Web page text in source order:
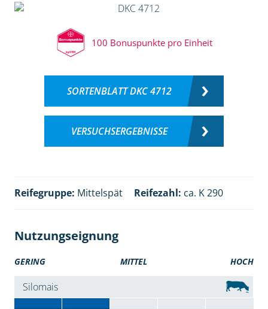
100 Bonuspunkte pro Einheit
SORTENBLATT DKC 4712
VERSUCHSERGEBNISSE
Reifegruppe: Mittelspät Reifezahl: ca. K 290
Nutzungseignung
GERING MITTEL HOCH
Silomais